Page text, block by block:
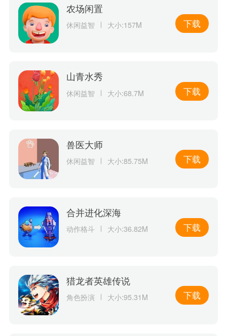
农场闲置
休闲益智 大小:157M 下载
山青水秀
休闲益智 大小:68.7M 下载
兽医大师
休闲益智 大小:85.75M 下载
合并进化深海
动作格斗 大小:36.82M 下载
猎龙者英雄传说
角色扮演 大小:95.31M 下载